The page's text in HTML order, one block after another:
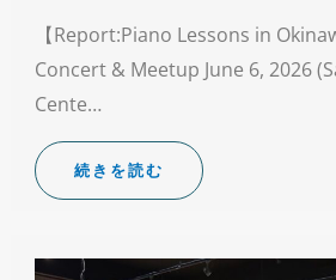
【Report:Piano Lessons in
Concert & Meetup June 6, 2026
Cente…
続きを読む